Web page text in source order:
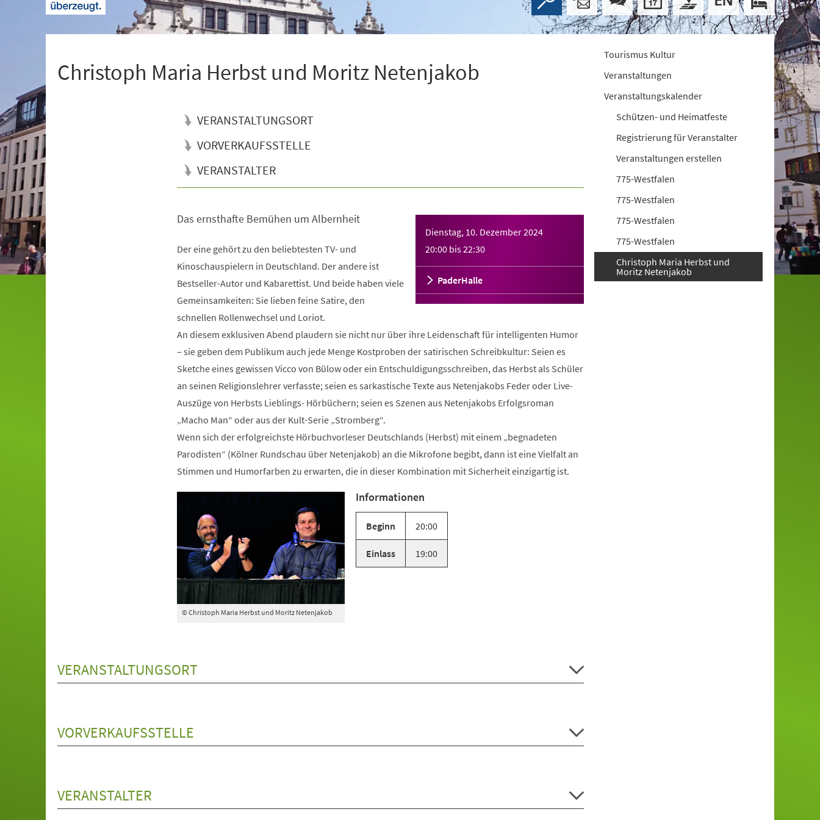
Christoph Maria Herbst und Moritz Netenjakob
VERANSTALTUNGSORT
VORVERKAUFSSTELLE
VERANSTALTER
Dienstag, 10. Dezember 2024
20:00 bis22:30
PaderHalle
Das ernsthafte Bemühen um Albernheit
Der eine gehört zu den beliebtesten TV- und
Kinoschauspielern in Deutschland. Der andere ist
Bestseller-Autor und Kabarettist. Und beide haben viele
Gemeinsamkeiten: Sie lieben feine Satire, den
schnellen Rollenwechsel und Loriot.
An diesem exklusiven Abend plaudern sie nicht nur über ihre Leidenschaft für intelligenten Humor
– sie geben dem Publikum auch jede Menge Kostproben der satirischen Schreibkultur: Seien es
Sketche eines gewissen Vicco von Bülow oder ein Entschuldigungsschreiben, das Herbst als Schüler
an seinen Religionslehrer verfasste; seien es sarkastische Texte aus Netenjakobs Feder oder Live-
Auszüge von Herbsts Lieblings- Hörbüchern; seien es Szenen aus Netenjakobs Erfolgsroman
„Macho Man“ oder aus der Kult-Serie „Stromberg“.
Wenn sich der erfolgreichste Hörbuchvorleser Deutschlands (Herbst) mit einem „begnadeten
Parodisten“ (Kölner Rundschau über Netenjakob) an die Mikrofone begibt, dann ist eine Vielfalt an
Stimmen und Humorfarben zu erwarten, die in dieser Kombination mit Sicherheit einzigartig ist.
© Christoph Maria Herbst und Moritz Netenjakob
Informationen
Beginn 20:00
Einlass 19:00
VERANSTALTUNGSORT
VORVERKAUFSSTELLE
VERANSTALTER
Tourismus Kultur
Veranstaltungen
Veranstaltungskalender
Schützen- und Heimatfeste
Registrierung für Veranstalter
Veranstaltungen erstellen
775-Westfalen
775-Westfalen
775-Westfalen
775-Westfalen
Christoph Maria Herbst und
Moritz Netenjakob